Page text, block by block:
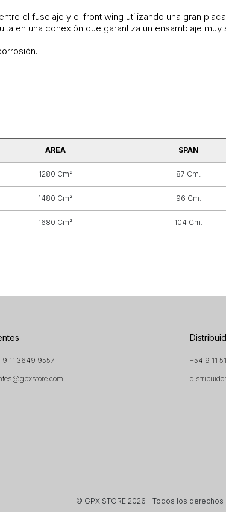
el fuselaje y el front wing utilizando una gran
en una conexión que garantiza un ensamblaje muy
AREA SPAN
1280 Cm² 87 Cm.
1480 Cm² 96 Cm.
1680 Cm² 104 Cm.
9 11 3649 9557
+54 9 11
© GPX STORE 2026 - Todos los